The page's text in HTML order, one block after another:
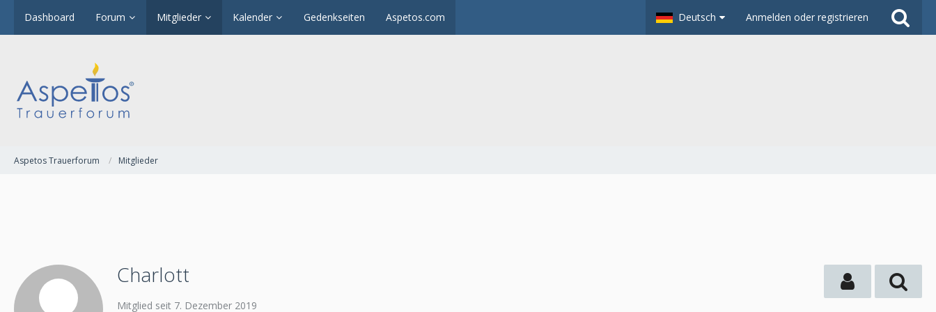
Dashboard Forum Mitglieder Kalender Gedenkseiten Aspetos.com Deutsch Anmelden oder registrieren
Aspetos Trauerforum Mitglieder
Charlott
Mitglied seit 7. Dezember 2019